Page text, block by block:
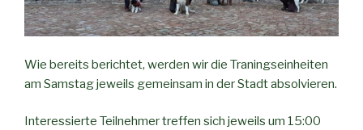
Wie bereits berichtet, werden wir die Traningseinheiten
am Samstag jeweils gemeinsam in der Stadt absolvieren.
Interessierte Teilnehmer treffen sich jeweils um 15:00